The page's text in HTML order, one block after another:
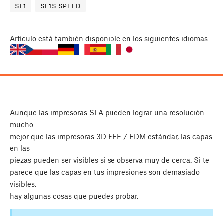
SL1 SL1S SPEED
Artículo está también disponible en los siguientes idiomas
Aunque las impresoras SLA pueden lograr una resolución
mucho
mejor que las impresoras 3D FFF / FDM estándar, las capas
en las
piezas pueden ser visibles si se observa muy de cerca. Si te
parece que las capas en tus impresiones son demasiado
visibles,
hay algunas cosas que puedes probar.